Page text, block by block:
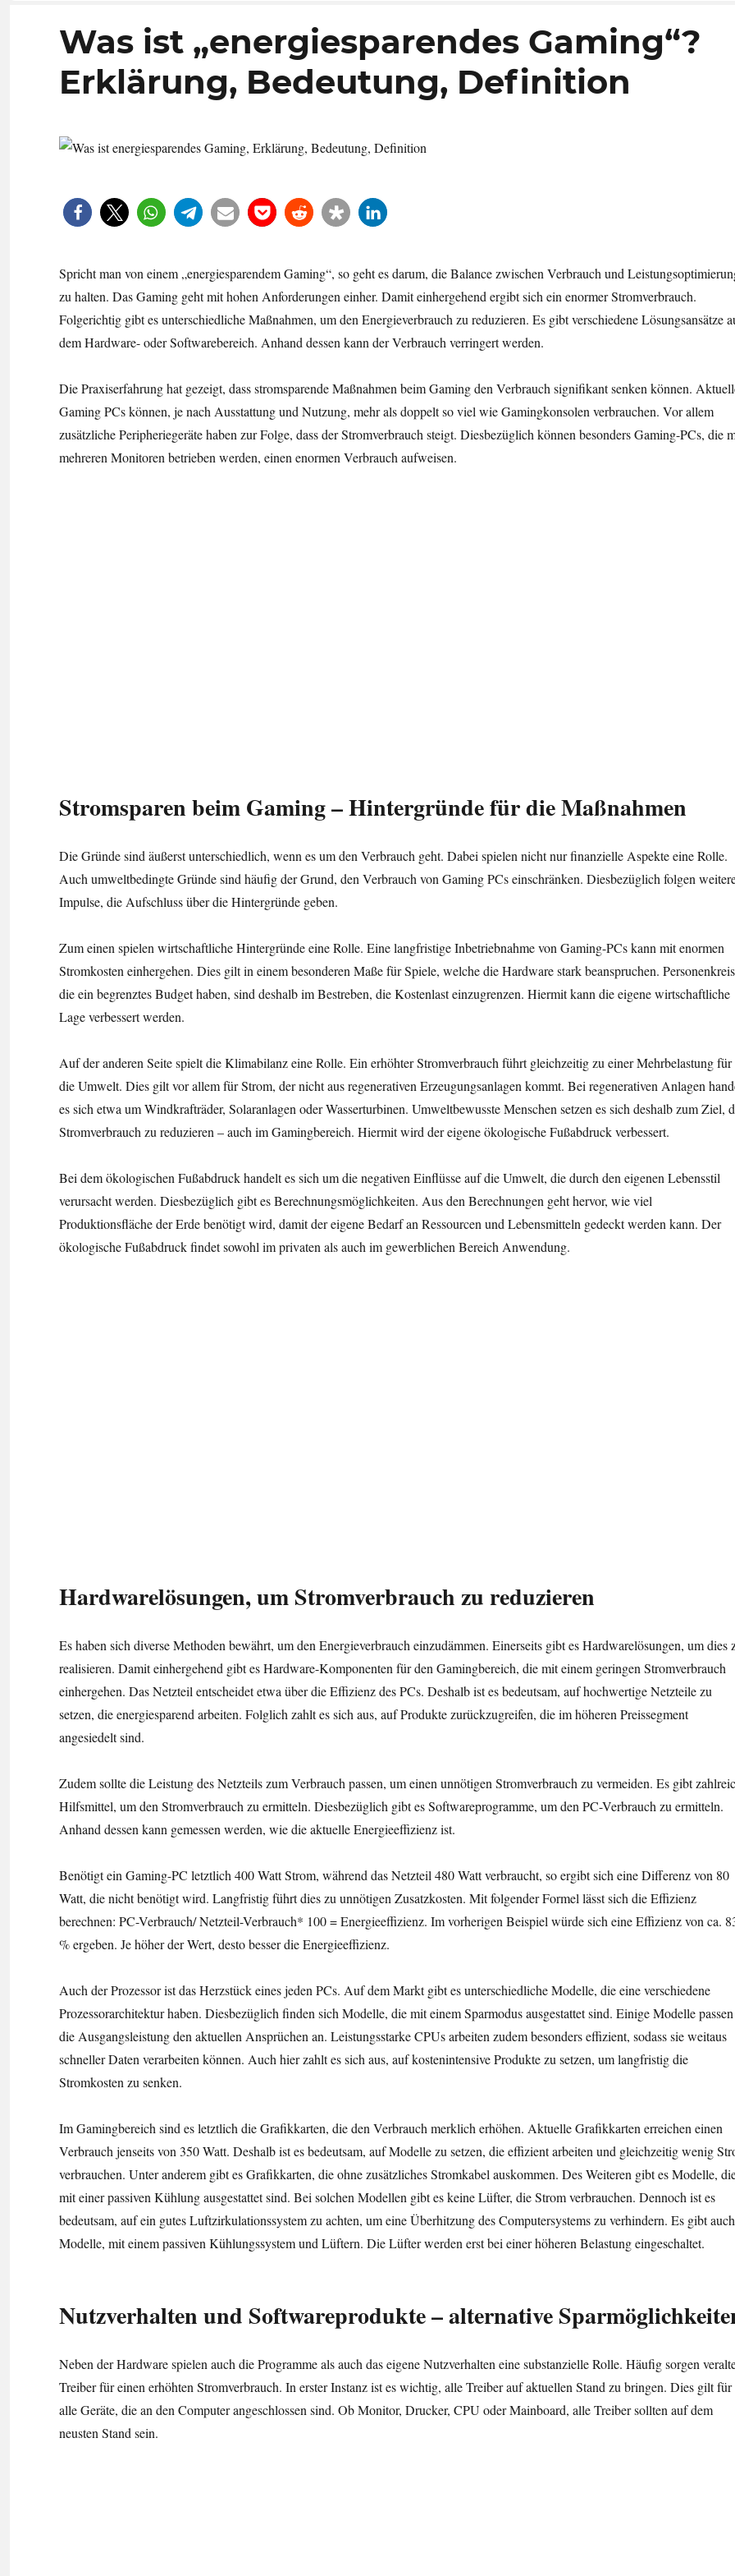
Was ist „energiesparendes Gaming“?
Erklärung, Bedeutung, Definition
Spricht man von einem „energiesparendem Gaming“, so geht es darum, die Balance zwischen Verbrauch und
zu halten. Das Gaming geht mit hohen Anforderungen einher. Damit einhergehend ergibt sich ein enormer Stromverbrauch.
Folgerichtig gibt es unterschiedliche Maßnahmen, um den Energieverbrauch zu reduzieren. Es gibt verschiedene Lösungsansätze
dem Hardware- oder Softwarebereich. Anhand dessen kann der Verbrauch verringert werden.
Die Praxiserfahrung hat gezeigt, dass stromsparende Maßnahmen beim Gaming den Verbrauch signifikant senken können.
Gaming PCs können, je nach Ausstattung und Nutzung, mehr als doppelt so viel wie Gamingkonsolen verbrauchen. Vor allem
zusätzliche Peripheriegeräte haben zur Folge, dass der Stromverbrauch steigt. Diesbezüglich können besonders Gaming-PCs, die
mehreren Monitoren betrieben werden, einen enormen Verbrauch aufweisen.
Stromsparen beim Gaming – Hintergründe für die Maßnahmen
Die Gründe sind äußerst unterschiedlich, wenn es um den Verbrauch geht. Dabei spielen nicht nur finanzielle Aspekte eine Rolle.
Auch umweltbedingte Gründe sind häufig der Grund, den Verbrauch von Gaming PCs einschränken. Diesbezüglich folgen
Impulse, die Aufschluss über die Hintergründe geben.
Zum einen spielen wirtschaftliche Hintergründe eine Rolle. Eine langfristige Inbetriebnahme von Gaming-PCs kann mit enormen
Stromkosten einhergehen. Dies gilt in einem besonderen Maße für Spiele, welche die Hardware stark beanspruchen.
die ein begrenztes Budget haben, sind deshalb im Bestreben, die Kostenlast einzugrenzen. Hiermit kann die eigene wirtschaftliche
Lage verbessert werden.
Auf der anderen Seite spielt die Klimabilanz eine Rolle. Ein erhöhter Stromverbrauch führt gleichzeitig zu einer Mehrbelastung für
die Umwelt. Dies gilt vor allem für Strom, der nicht aus regenerativen Erzeugungsanlagen kommt. Bei regenerativen Anlagen
es sich etwa um Windkrafträder, Solaranlagen oder Wasserturbinen. Umweltbewusste Menschen setzen es sich deshalb zum Ziel,
Stromverbrauch zu reduzieren – auch im Gamingbereich. Hiermit wird der eigene ökologische Fußabdruck verbessert.
Bei dem ökologischen Fußabdruck handelt es sich um die negativen Einflüsse auf die Umwelt, die durch den eigenen Lebensstil
verursacht werden. Diesbezüglich gibt es Berechnungsmöglichkeiten. Aus den Berechnungen geht hervor, wie viel
Produktionsfläche der Erde benötigt wird, damit der eigene Bedarf an Ressourcen und Lebensmitteln gedeckt werden kann. Der
ökologische Fußabdruck findet sowohl im privaten als auch im gewerblichen Bereich Anwendung.
Hardwarelösungen, um Stromverbrauch zu reduzieren
Es haben sich diverse Methoden bewährt, um den Energieverbrauch einzudämmen. Einerseits gibt es Hardwarelösungen, um dies
realisieren. Damit einhergehend gibt es Hardware-Komponenten für den Gamingbereich, die mit einem geringen Stromverbrauch
einhergehen. Das Netzteil entscheidet etwa über die Effizienz des PCs. Deshalb ist es bedeutsam, auf hochwertige Netzteile zu
setzen, die energiesparend arbeiten. Folglich zahlt es sich aus, auf Produkte zurückzugreifen, die im höheren Preissegment
angesiedelt sind.
Zudem sollte die Leistung des Netzteils zum Verbrauch passen, um einen unnötigen Stromverbrauch zu vermeiden. Es gibt
Hilfsmittel, um den Stromverbrauch zu ermitteln. Diesbezüglich gibt es Softwareprogramme, um den PC-Verbrauch zu ermitteln.
Anhand dessen kann gemessen werden, wie die aktuelle Energieeffizienz ist.
Benötigt ein Gaming-PC letztlich 400 Watt Strom, während das Netzteil 480 Watt verbraucht, so ergibt sich eine Differenz von 80
Watt, die nicht benötigt wird. Langfristig führt dies zu unnötigen Zusatzkosten. Mit folgender Formel lässt sich die Effizienz
berechnen: PC-Verbrauch/ Netzteil-Verbrauch* 100 = Energieeffizienz. Im vorherigen Beispiel würde sich eine Effizienz von ca.
% ergeben. Je höher der Wert, desto besser die Energieeffizienz.
Auch der Prozessor ist das Herzstück eines jeden PCs. Auf dem Markt gibt es unterschiedliche Modelle, die eine verschiedene
Prozessorarchitektur haben. Diesbezüglich finden sich Modelle, die mit einem Sparmodus ausgestattet sind. Einige Modelle passen
die Ausgangsleistung den aktuellen Ansprüchen an. Leistungsstarke CPUs arbeiten zudem besonders effizient, sodass sie weitaus
schneller Daten verarbeiten können. Auch hier zahlt es sich aus, auf kostenintensive Produkte zu setzen, um langfristig die
Stromkosten zu senken.
Im Gamingbereich sind es letztlich die Grafikkarten, die den Verbrauch merklich erhöhen. Aktuelle Grafikkarten erreichen einen
Verbrauch jenseits von 350 Watt. Deshalb ist es bedeutsam, auf Modelle zu setzen, die effizient arbeiten und gleichzeitig wenig
verbrauchen. Unter anderem gibt es Grafikkarten, die ohne zusätzliches Stromkabel auskommen. Des Weiteren gibt es Modelle,
mit einer passiven Kühlung ausgestattet sind. Bei solchen Modellen gibt es keine Lüfter, die Strom verbrauchen. Dennoch ist es
bedeutsam, auf ein gutes Luftzirkulationssystem zu achten, um eine Überhitzung des Computersystems zu verhindern. Es gibt auch
Modelle, mit einem passiven Kühlungssystem und Lüftern. Die Lüfter werden erst bei einer höheren Belastung eingeschaltet.
Nutzverhalten und Softwareprodukte – alternative
Neben der Hardware spielen auch die Programme als auch das eigene Nutzverhalten eine substanzielle Rolle. Häufig sorgen
Treiber für einen erhöhten Stromverbrauch. In erster Instanz ist es wichtig, alle Treiber auf aktuellen Stand zu bringen. Dies gilt für
alle Geräte, die an den Computer angeschlossen sind. Ob Monitor, Drucker, CPU oder Mainboard, alle Treiber sollten auf dem
neusten Stand sein.